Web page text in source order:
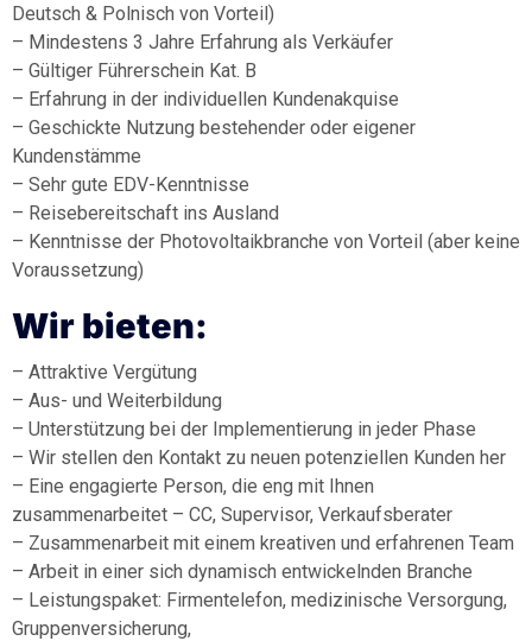
Deutsch & Polnisch von Vorteil)
– Mindestens 3 Jahre Erfahrung als Verkäufer
– Gültiger Führerschein Kat. B
– Erfahrung in der individuellen Kundenakquise
– Geschickte Nutzung bestehender oder eigener
Kundenstämme
– Sehr gute EDV-Kenntnisse
– Reisebereitschaft ins Ausland
– Kenntnisse der Photovoltaikbranche von Vorteil (aber keine
Voraussetzung)
Wir bieten:
– Attraktive Vergütung
– Aus- und Weiterbildung
– Unterstützung bei der Implementierung in jeder Phase
– Wir stellen den Kontakt zu neuen potenziellen Kunden her
– Eine engagierte Person, die eng mit Ihnen
zusammenarbeitet – CC, Supervisor, Verkaufsberater
– Zusammenarbeit mit einem kreativen und erfahrenen Team
– Arbeit in einer sich dynamisch entwickelnden Branche
– Leistungspaket: Firmentelefon, medizinische Versorgung,
Gruppenversicherung,